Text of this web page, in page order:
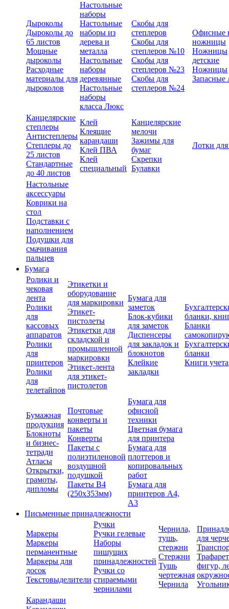
Дыроколы
Дыроколы до
65 листов
Мощные
дыроколы
Расходные
материалы для
дыроколов
Настольные
наборы
Настольные
наборы из
дерева и
металла
Настольные
наборы
деревянные
Настольные
наборы
класса Люкс
Скобы для
степлеров
Скобы для
степлеров №10
Скобы для
степлеров №23
Скобы для
степлеров №24
Офисные
ножницы
Ножницы
детские
Ножницы
Запасные
Канцелярские
степлеры
Антистеплеры
Степлеры до
25 листов
Стандартные
до 40 листов
Клей
Клеящие
карандаши
Клей ПВА
Клей
специальный
Канцелярские
мелочи
Зажимы для
бумаг
Скрепки
Булавки
Лотки
Настольные
аксессуары
Коврики на
стол
Подставки с
наполнением
Подушки для
смачивания
пальцев
Бумага
Ролики и
чековая
лента
Ролики
для
кассовых
аппаратов
Ролики
для
принтеров
Ролики
для
телетайпов
Этикетки и
оборудование
для маркировки
Этикет-
пистолеты
Этикетки для
складской и
промышленной
маркировки
Этикет-лента
для этикет-
пистолетов
Бумага для
заметок
Блок-кубики
для заметок
Диспенсеры
для закладок и
блокнотов
Клейкие
закладки
бланки,
Бланки
бланки
Книги учета
Бумажная
продукция
Блокноты
и бизнес-
тетради
Атласы
Открытки,
грамоты,
дипломы
Почтовые
конверты и
пакеты
Конверты
Пакеты с
полиэтиленовой
воздушной
подушкой
Пакеты В4
(250х353мм)
Бумага для
офисной
техники
Цветная бумага
для принтера
Бумага для
плоттеров и
копировальных
работ
Бумага для
принтеров А4,
А3
Письменные принадлежности
Маркеры
Маркеры
перманентные
Маркеры для
досок
Текстовыделители
Ручки
Ручки гелевые
Наборы
пишущих
принадлежностей
Ручки со
стираемыми
чернилами
Чернила,
тушь,
стержни
Стержни
Тушь
чертежная
Чернила
для
фигур,
Карандаши